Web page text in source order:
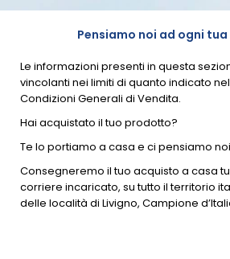
Pensiamo noi ad ogni
Le informazioni presenti in questa
vincolanti nei limiti di quanto indicato
Condizioni Generali di Vendita.
Hai acquistato il tuo prodotto?
Te lo portiamo a casa e ci pensiamo
Consegneremo il tuo acquisto a casa
corriere incaricato, su tutto il territorio
delle località di Livigno, Campione